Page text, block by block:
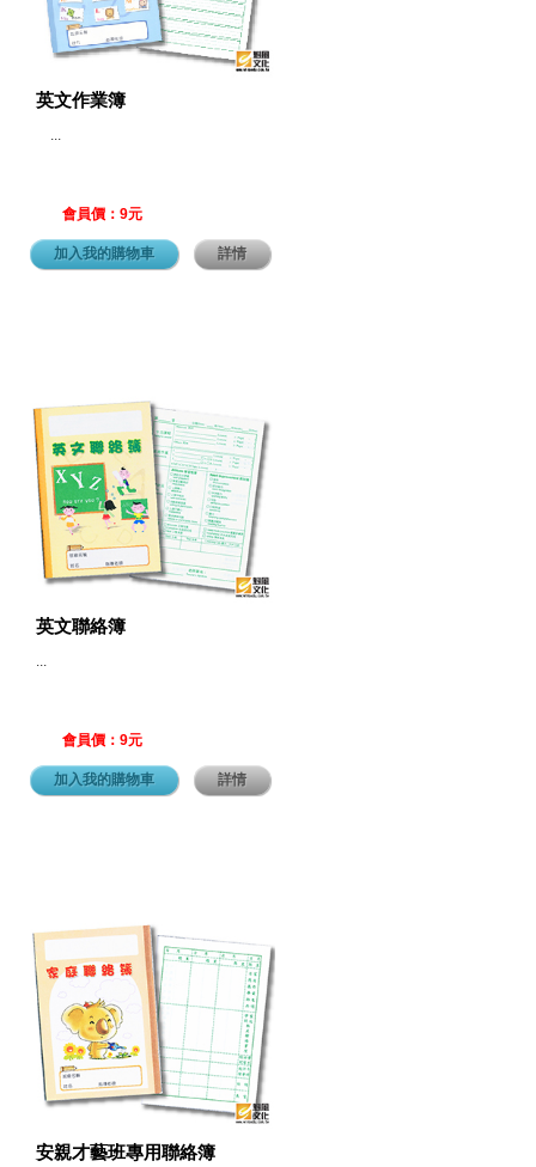
英文作業簿
...
會員價：9元
加入我的購物車 詳情
英文聯絡簿
...
會員價：9元
加入我的購物車 詳情
安親才藝班專用聯絡簿